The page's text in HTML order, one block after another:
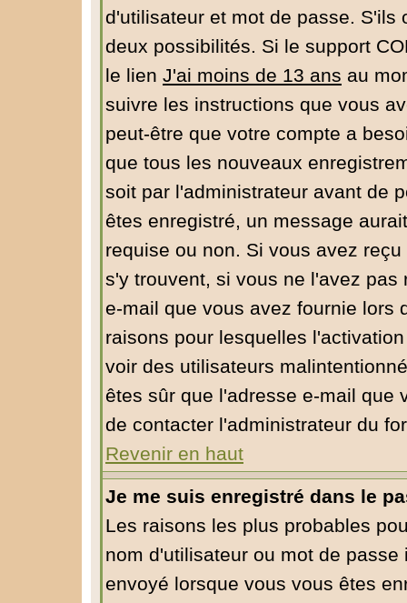
d'utilisateur et mot de passe. S'ils
deux possibilités. Si le support
le lien J'ai moins de 13 ans au
suivre les instructions que vous
peut-être que votre compte a
que tous les nouveaux
soit par l'administrateur avant de
êtes enregistré, un message
requise ou non. Si vous avez
s'y trouvent, si vous ne l'avez
e-mail que vous avez fournie lors
raisons pour lesquelles
voir des utilisateurs
êtes sûr que l'adresse e-mail que
de contacter l'administrateur du
Revenir en haut
Je me suis enregistré dans le
Les raisons les plus probables
nom d'utilisateur ou mot de
envoyé lorsque vous vous êtes